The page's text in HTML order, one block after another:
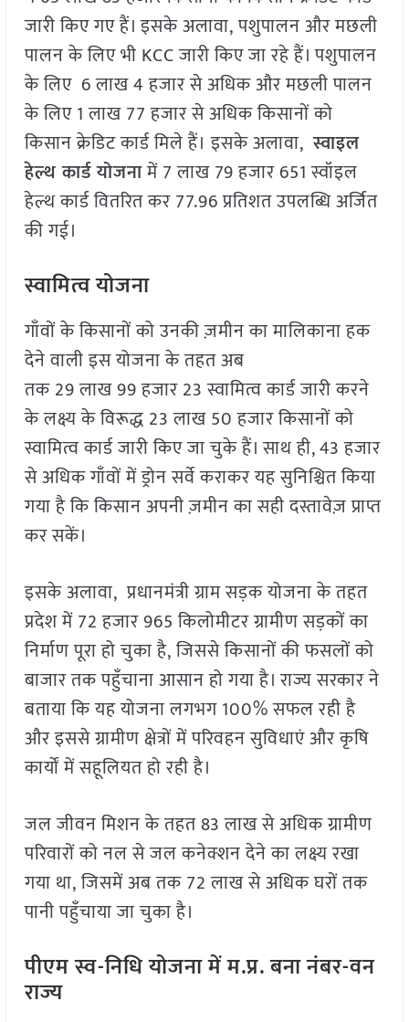
जारी किए गए हैं। इसके अलावा, पशुपालन और मछली
पालन के लिए भी KCC जारी किए जा रहे हैं। पशुपालन
के लिए 6 लाख 4 हजार से अधिक और मछली पालन
के लिए 1 लाख 77 हजार से अधिक किसानों को
किसान क्रेडिट कार्ड मिले हैं। इसके अलावा,स्वाइल
हेल्थ कार्ड योजनामें 7 लाख 79 हजार 651 स्वॉइल
हेल्थ कार्ड वितरित कर 77.96 प्रतिशत उपलब्धि अर्जित
की गई।
स्वामित्व योजना
गाँवों के किसानों को उनकी ज़मीन का मालिकाना हक
देने वाली इस योजना के तहत अब
तक 29 लाख 99 हजार 23 स्वामित्व कार्ड जारी करने
के लक्ष्य के विरूद्ध 23 लाख 50 हजार किसानों को
स्वामित्व कार्ड जारी किए जा चुके हैं। साथ ही, 43 हजार
से अधिक गाँवों में ड्रोन सर्वे कराकर यह सुनिश्चित किया
गया है कि किसान अपनी ज़मीन का सही दस्तावेज़ प्राप्त
कर सकें।
इसके अलावा, प्रधानमंत्री ग्राम सड़क योजना के तहत
प्रदेश में 72 हजार 965 किलोमीटर ग्रामीण सड़कों का
निर्माण पूरा हो चुका है, जिससे किसानों की फसलों को
बाजार तक पहुँचाना आसान हो गया है। राज्य सरकार ने
बताया कि यह योजना लगभग 100% सफल रही है
और इससे ग्रामीण क्षेत्रों में परिवहन सुविधाएं और कृषि
कार्यों में सहूलियत हो रही है।
जल जीवन मिशन के तहत 83 लाख से अधिक ग्रामीण
परिवारों को नल से जल कनेक्शन देने का लक्ष्य रखा
गया था, जिसमें अब तक 72 लाख से अधिक घरों तक
पानी पहुँचाया जा चुका है।
पीएम स्व-निधि योजना में म.प्र. बना नंबर-वन
राज्य